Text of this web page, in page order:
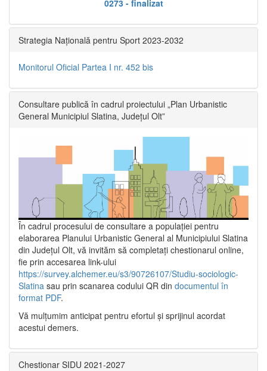
0273 - finalizat
Strategia Națională pentru Sport 2023-2032
Monitorul Oficial Partea I nr. 452 bis
Consultare publică în cadrul proiectului „Plan Urbanistic
General Municipiul Slatina, Județul Olt”
În cadrul procesului de consultare a populaţiei pentru
elaborarea Planului Urbanistic General al Municipiului Slatina
din Județul Olt, vă invităm să completați chestionarul online,
fie prin accesarea link-ului
https://survey.alchemer.eu/s3/90726107/Studiu-sociologic-
Slatina sau prin scanarea codului QR din documentul în
format PDF.
Vă mulţumim anticipat pentru efortul şi sprijinul acordat
acestui demers.
Chestionar SIDU 2021-2027